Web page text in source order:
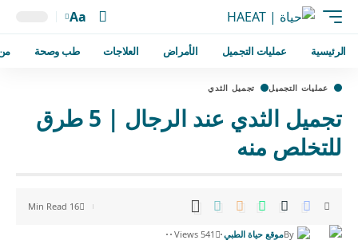
Aa
الرئيسية عمليات التجميل الأمراض العلاجات طب وصحة
عمليات التجميل تجميل الثدي
تجميل الثدي عند الرجال | 5 طرق
للتخلص منه
Byموقع حياة الطبي 541 Views
16 Min Read